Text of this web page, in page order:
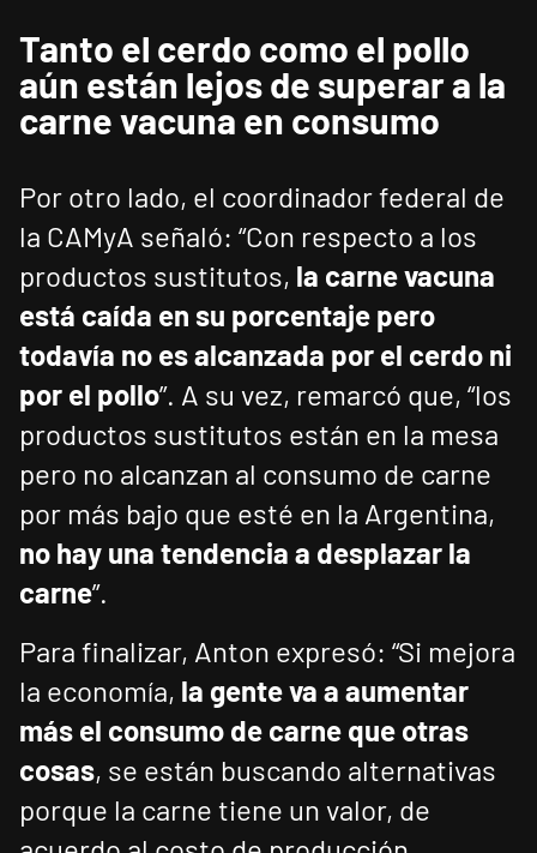
Tanto el cerdo como el pollo
aún están lejos de superar a la
carne vacuna en consumo
Por otro lado, el coordinador federal de
la CAMyA señaló: “Con respecto a los
productos sustitutos, la carne vacuna
está caída en su porcentaje pero
todavía no es alcanzada por el cerdo ni
por el pollo”. A su vez, remarcó que, “los
productos sustitutos están en la mesa
pero no alcanzan al consumo de carne
por más bajo que esté en la Argentina,
no hay una tendencia a desplazar la
carne”.
Para finalizar, Anton expresó: “Si mejora
la economía, la gente va a aumentar
más el consumo de carne que otras
cosas, se están buscando alternativas
porque la carne tiene un valor, de